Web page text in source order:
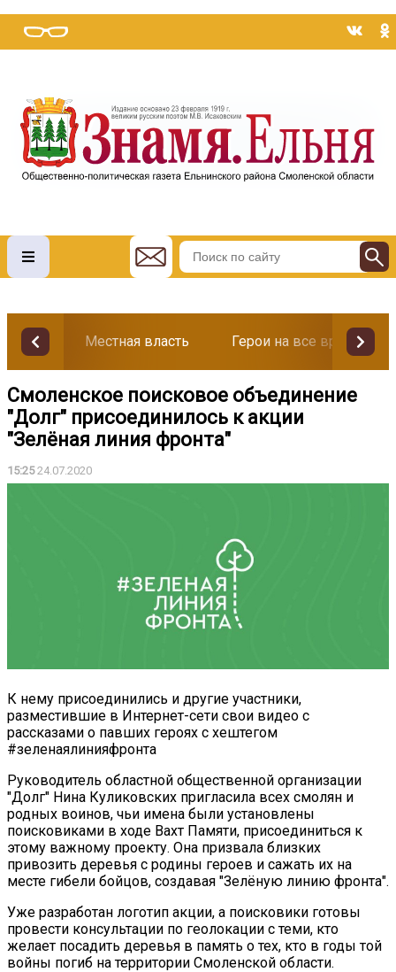
Местная власть Герои на все времена
Смоленское поисковое объединение
"Долг" присоединилось к акции
"Зелёная линия фронта"
15:2524.07.2020
К нему присоединились и другие участники,
разместившие в Интернет-сети свои видео с
рассказами о павших героях с хештегом
#зеленаялинияфронта
Руководитель областной общественной организации
"Долг" Нина Куликовских пригласила всех смолян и
родных воинов, чьи имена были установлены
поисковиками в ходе Вахт Памяти, присоединиться к
этому важному проекту. Она призвала близких
привозить деревья с родины героев и сажать их на
месте гибели бойцов, создавая "Зелёную линию фронта".
Уже разработан логотип акции, а поисковики готовы
провести консультации по геолокации с теми, кто
желает посадить деревья в память о тех, кто в годы той
войны погиб на территории Смоленской области.